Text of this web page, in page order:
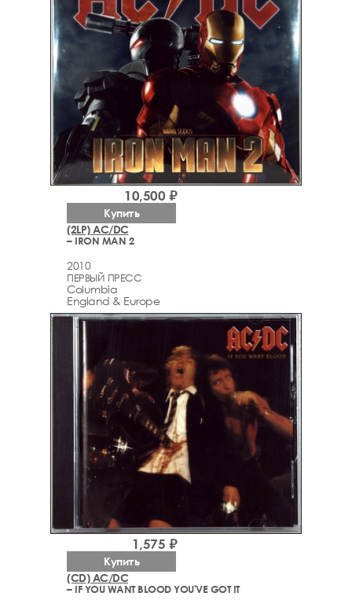
(2LP) AC/DC
– IRON MAN 2
2010
ПЕРВЫЙ ПРЕСС
Columbia
England & Europe
10,500 ₽
Купить
(CD) AC/DC
– IF YOU WANT BLOOD YOU'VE GOT IT
1,575 ₽
Купить